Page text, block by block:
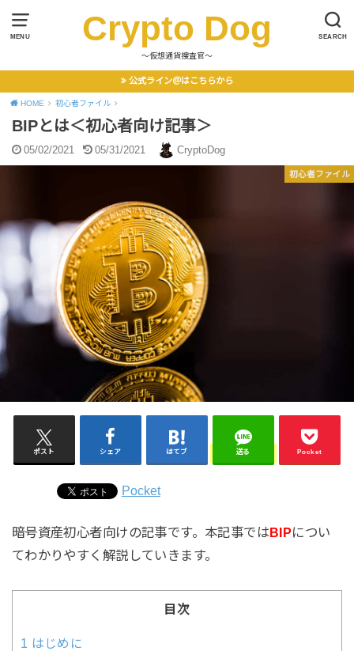
MENU SEARCH
Crypto Dog
〜仮想通貨捜査官〜
公式ライン＠はこちらから
HOME 初心者ファイル
BIPとは＜初心者向け記事＞
05/02/2021 05/31/2021 CryptoDog
初心者ファイル
ポスト シェア はてブ 送る Pocket
Pocket
暗号資産初心者向けの記事です。本記事ではBIPについ
てわかりやすく解説していきます。
目次
1 はじめに